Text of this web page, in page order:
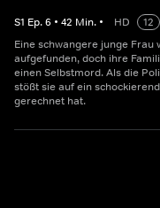
S1 Ep.6 • 42 Min. • HD
12
Eine schwangere junge
aufgefunden, doch ihre
einen Selbstmord. Als die
stößt sie auf ein
gerechnet hat.